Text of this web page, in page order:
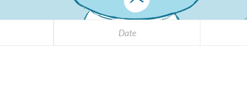
Date